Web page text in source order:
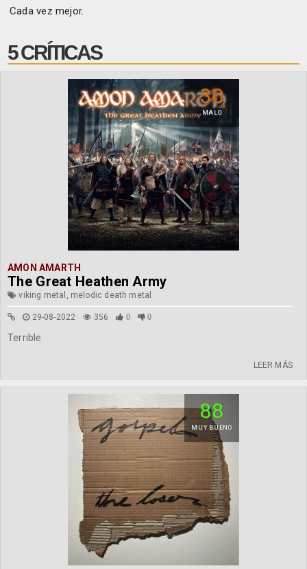
Cada vez mejor.
5 CRÍTICAS
30
MALO
AMON AMARTH
The Great Heathen Army
viking metal, melodic death metal
29-08-2022 356 0 0
Terrible
LEER MÁS
88
MUY BUENO